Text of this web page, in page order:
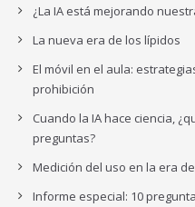
¿La IA está mejorando
La nueva era de los lípidos
El móvil en el aula:
prohibición
Cuando la IA hace ciencia,
preguntas?
Medición del uso en la era
Informe especial: 10